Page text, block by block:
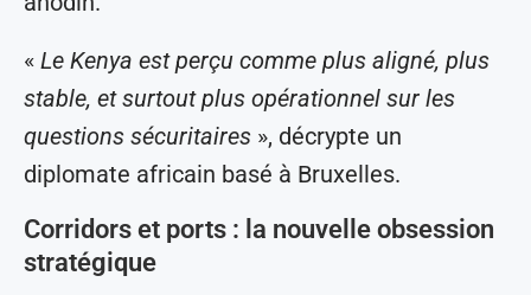
« Le Kenya est perçu comme plus aligné, plus
stable, et surtout plus opérationnel sur les
questions sécuritaires », décrypte un
diplomate africain basé à Bruxelles.
Corridors et ports : la nouvelle obsession
stratégique